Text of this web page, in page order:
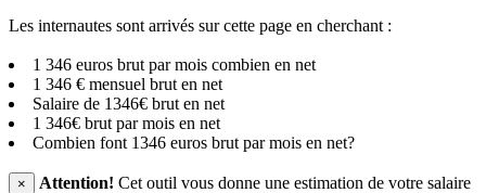
Les internautes sont arrivés sur cette page en cherchant :
1 346 euros brut par mois combien en net
1 346 € mensuel brut en net
Salaire de 1346€ brut en net
1 346€ brut par mois en net
Combien font 1346 euros brut par mois en net?
× Attention! Cet outil vous donne une estimation de votre salaire